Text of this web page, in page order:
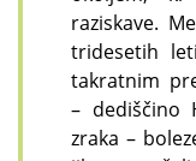
raziskave.
tridesetih
takratnim
– dediščino
zraka –